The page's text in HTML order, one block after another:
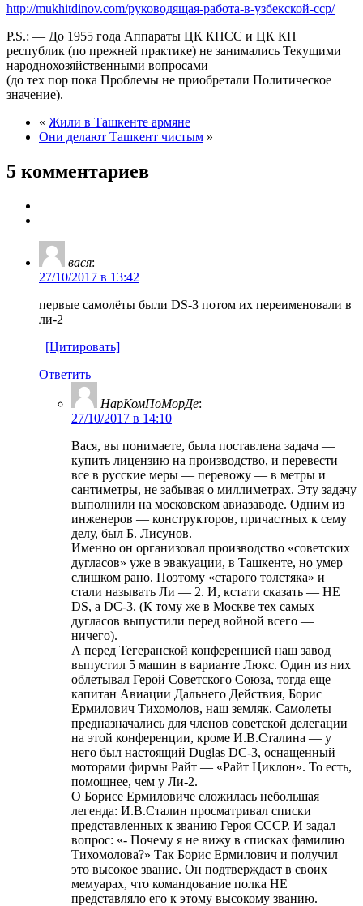
http://mukhitdinov.com/руководящая-работа-в-узбекской-сср/
P.S.: — До 1955 года Аппараты ЦК КПСС и ЦК КП
республик (по прежней практике) не занимались Текущими
народнохозяйственными вопросами
(до тех пор пока Проблемы не приобретали Политическое
значение).
« Жили в Ташкенте армяне
Они делают Ташкент чистым »
5 комментариев
вася:
27/10/2017 в 13:42
первые самолёты были DS-3 потом их переименовали в
ли-2
[Цитировать]
Ответить
НарКомПоМорДе:
27/10/2017 в 14:10
Вася, вы понимаете, была поставлена задача —
купить лицензию на производство, и перевести
все в русские меры — перевожу — в метры и
сантиметры, не забывая о миллиметрах. Эту задачу
выполнили на московском авиазаводе. Одним из
инженеров — конструкторов, причастных к сему
делу, был Б. Лисунов.
Именно он организовал производство «советских
дугласов» уже в эвакуации, в Ташкенте, но умер
слишком рано. Поэтому «старого толстяка» и
стали называть Ли — 2. И, кстати сказать — НЕ
DS, а DC-3. (К тому же в Москве тех самых
дугласов выпустили перед войной всего —
ничего).
А перед Тегеранской конференцией наш завод
выпустил 5 машин в варианте Люкс. Один из них
облетывал Герой Советского Союза, тогда еще
капитан Авиации Дальнего Действия, Борис
Ермилович Тихомолов, наш земляк. Самолеты
предназначались для членов советской делегации
на этой конференции, кроме И.В.Сталина — у
него был настоящий Duglas DC-3, оснащенный
моторами фирмы Райт — «Райт Циклон». То есть,
помощнее, чем у Ли-2.
О Борисе Ермиловиче сложилась небольшая
легенда: И.В.Сталин просматривал списки
представленных к званию Героя СССР. И задал
вопрос: «- Почему я не вижу в списках фамилию
Тихомолова?» Так Борис Ермилович и получил
это высокое звание. Он подтверждает в своих
мемуарах, что командование полка НЕ
представляло его к этому высокому званию.